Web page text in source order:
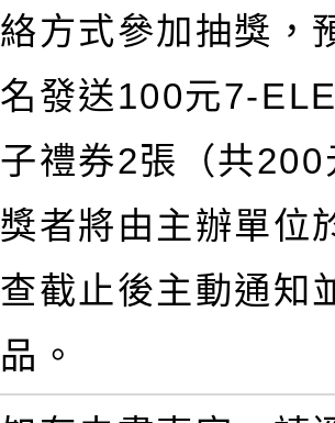
絡方式參加抽獎，
名發送100元7-
子禮券2張（共200
獎者將由主辦單位
查截止後主動通知
品。